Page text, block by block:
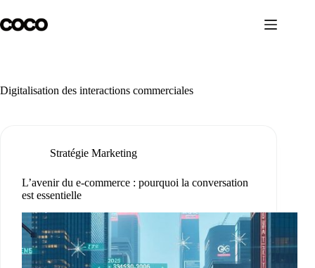
au
contenu
Digitalisation des interactions commerciales
Stratégie Marketing
L’avenir du e-commerce : pourquoi la conversation
est essentielle